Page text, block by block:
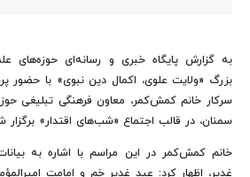
به گزارش پایگاه خبری و رسانه‌ای حوزه‌های
بزرگ «ولایت علوی، اکمال دین نبوی» با حضور
سرکار خانم کمش‌کمر، معاون فرهنگی تبلیغی
سمنان، در قالب اجتماع «شب‌های اقتدار» برگزار
خانم کمش‌کمر در این مراسم با اشاره به
غدیر، اظهار کرد: عید غدیر خم و امامت